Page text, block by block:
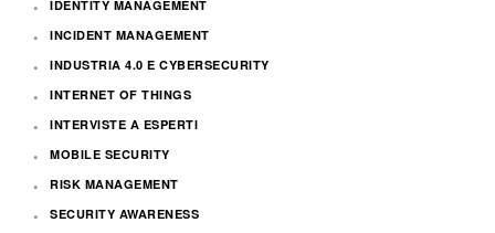
IDENTITY MANAGEMENT
INCIDENT MANAGEMENT
INDUSTRIA 4.0 E CYBERSECURITY
INTERNET OF THINGS
INTERVISTE A ESPERTI
MOBILE SECURITY
RISK MANAGEMENT
SECURITY AWARENESS